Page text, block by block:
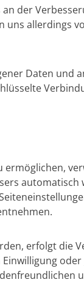
der
allerdings
Daten und
automatisch
erfolgt die